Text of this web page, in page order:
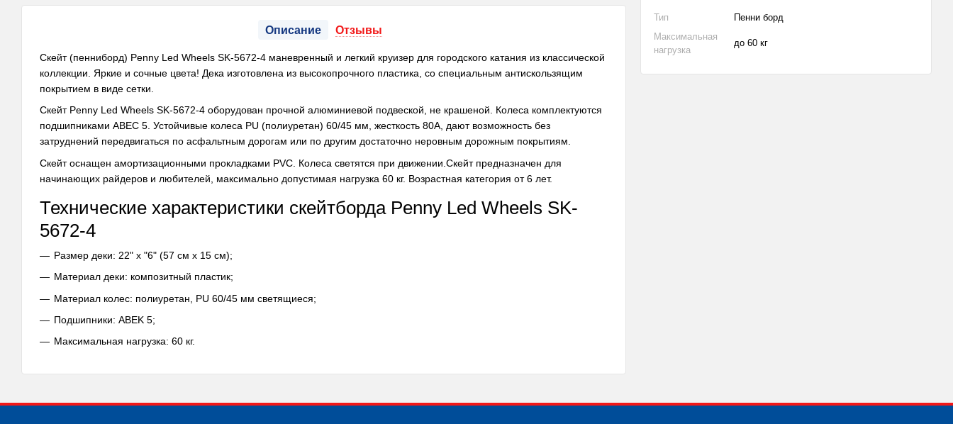
Описание Отзывы
Скейт (пенниборд) Penny Led Wheels SK-5672-4 маневренный и легкий круизер для городского катания из классической
коллекции. Яркие и сочные цвета! Дека изготовлена из высокопрочного пластика, со специальным антискользящим
покрытием в виде сетки.
Скейт Penny Led Wheels SK-5672-4 оборудован прочной алюминиевой подвеской, не крашеной. Колеса комплектуются
подшипниками ABEC 5. Устойчивые колеса PU (полиуретан) 60/45 мм, жесткость 80А, дают возможность без
затруднений передвигаться по асфальтным дорогам или по другим достаточно неровным дорожным покрытиям.
Скейт оснащен амортизационными прокладками PVC. Колеса светятся при движении.Скейт предназначен для
начинающих райдеров и любителей, максимально допустимая нагрузка 60 кг. Возрастная категория от 6 лет.
Технические характеристики скейтборда Penny Led Wheels SK-
5672-4
Размер деки: 22" x "6" (57 см х 15 см);
Материал деки: композитный пластик;
Материал колес: полиуретан, PU 60/45 мм светящиеся;
Подшипники: ABEK 5;
Максимальная нагрузка: 60 кг.
Тип
Пенни борд
Максимальная
нагрузка
до 60 кг